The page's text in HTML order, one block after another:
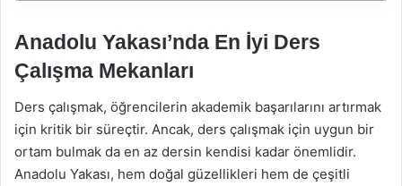
Anadolu Yakası’nda En İyi Ders
Çalışma Mekanları
Ders çalışmak, öğrencilerin akademik başarılarını artırmak
için kritik bir süreçtir. Ancak, ders çalışmak için uygun bir
ortam bulmak da en az dersin kendisi kadar önemlidir.
Anadolu Yakası, hem doğal güzellikleri hem de çeşitli